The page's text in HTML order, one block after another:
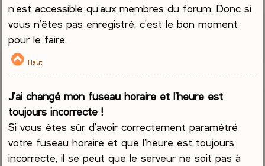
n’est accessible qu’aux membres du forum. Donc si
vous n’êtes pas enregistré, c’est le bon moment
pour le faire.
Haut
J’ai changé mon fuseau horaire et l’heure est
toujours incorrecte !
Si vous êtes sûr d’avoir correctement paramétré
votre fuseau horaire et que l’heure est toujours
incorrecte, il se peut que le serveur ne soit pas à